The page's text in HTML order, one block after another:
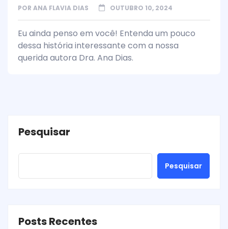
POR ANA FLAVIA DIAS OUTUBRO 10, 2024
Eu ainda penso em você! Entenda um pouco
dessa história interessante com a nossa
querida autora Dra. Ana Dias.
Pesquisar
Pesquisar
Posts Recentes